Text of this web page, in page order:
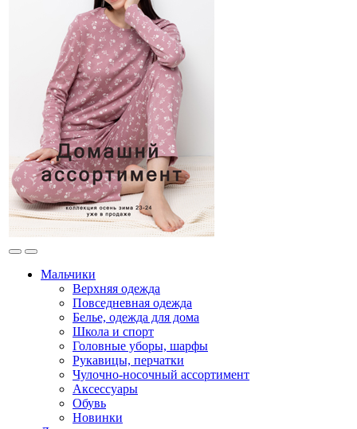
Мальчики
Верхняя одежда
Повседневная одежда
Белье, одежда для дома
Школа и спорт
Головные уборы, шарфы
Рукавицы, перчатки
Чулочно-носочный ассортимент
Аксессуары
Обувь
Новинки